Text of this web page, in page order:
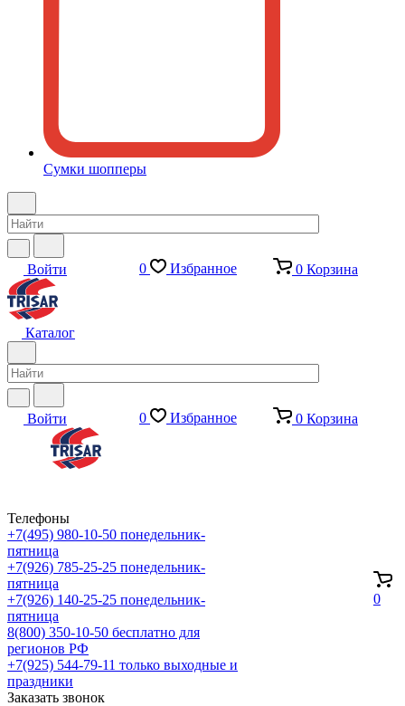
Сумки шопперы
Войти 0 Избранное 0 Корзина
Каталог
Войти 0 Избранное 0 Корзина
Телефоны
+7(495) 980-10-50 понедельник-
пятница
+7(926) 785-25-25 понедельник-
пятница
+7(926) 140-25-25 понедельник-
пятница
8(800) 350-10-50 бесплатно для
регионов РФ
+7(925) 544-79-11 только выходные и
праздники
Заказать звонок
0